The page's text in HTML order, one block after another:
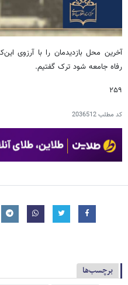
آخرین محل بازدیدمان را با آرزوی
رفاه جامعه شود ترک گفتیم.
۲۵۹
کد مطلب2036512
برچسب‌ها